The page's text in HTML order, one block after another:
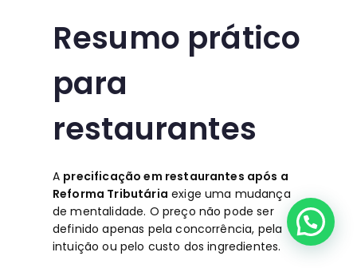
Resumo prático
para
restaurantes
A precificação em restaurantes após a
Reforma Tributária exige uma mudança
de mentalidade. O preço não pode ser
definido apenas pela concorrência, pela
intuição ou pelo custo dos ingredientes.